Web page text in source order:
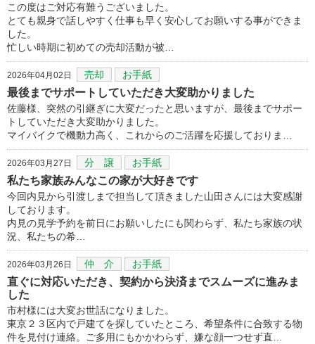
この度はご対応有難うございました。
とても親身で話しやすく仕事も早く安心してお願いする事ができま
した。
忙しい時期に初めての売却活動が被…
2026年04月02日 売却 お手紙
最後までサポートしていただき大変助かりました
佐藤様、突然の引継ぎに大変だったと思いますが、最後までサポー
トしていただき大変助かりました。
マイバイクで機動力高く、これからのご活躍を応援しておりま…
2026年03月27日 分 譲 お手紙
私たち家族みんなこの家が大好きです
今回内見から引渡しまで担当して頂きました山田さんには大変感謝
しております。
内見の見学予約を前日にお願いしたにも関わらず、私たち家族の状
況、私たちの希…
2026年03月26日 仲 介 お手紙
直ぐに対応いただき、契約から決済までスムーズに進みま
した
市村様には大変お世話になりました。
東京２３区内で戸建てを探していたところ、希望条件に合致する物
件を見付け連絡。ご多用にもかかわらず、嫌な顔一つせず直…